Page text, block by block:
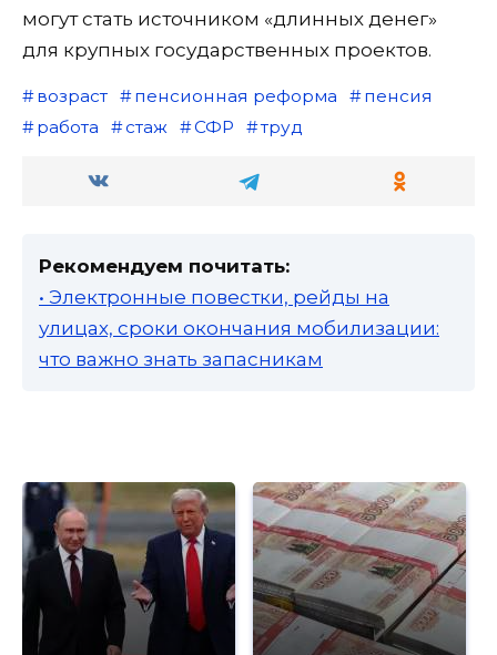
могут стать источником «длинных денег»
для крупных государственных проектов.
возраст пенсионная реформа
пенсия
работа
стаж СФР труд
Рекомендуем почитать:
• Электронные повестки, рейды на
улицах, сроки окончания мобилизации:
что важно знать запасникам